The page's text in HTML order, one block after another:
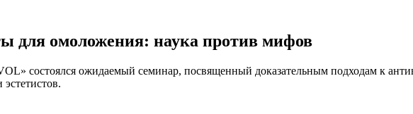
для омоложения: наука против мифов
состоялся ожидаемый семинар, посвященный доказательным подходам к